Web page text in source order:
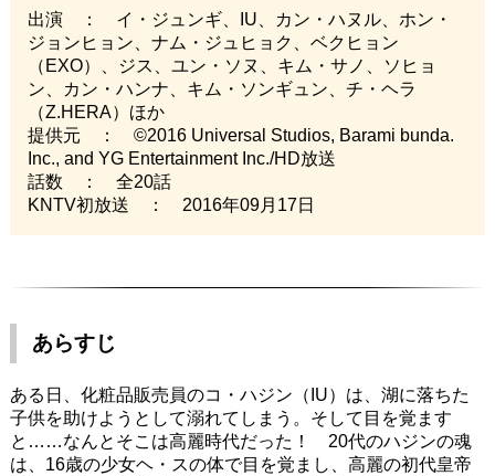
出演 ： イ・ジュンギ、IU、カン・ハヌル、ホン・
ジョンヒョン、ナム・ジュヒョク、ベクヒョン
（EXO）、ジス、ユン・ソヌ、キム・サノ、ソヒョ
ン、カン・ハンナ、キム・ソンギュン、チ・ヘラ
（Z.HERA）ほか
提供元 ： ©2016 Universal Studios, Barami bunda.
Inc., and YG Entertainment Inc./HD放送
話数 ： 全20話
KNTV初放送 ： 2016年09月17日
あらすじ
ある日、化粧品販売員のコ・ハジン（IU）は、湖に落ちた
子供を助けようとして溺れてしまう。そして目を覚ます
と……なんとそこは高麗時代だった！ 20代のハジンの魂
は、16歳の少女ヘ・スの体で目を覚まし、高麗の初代皇帝